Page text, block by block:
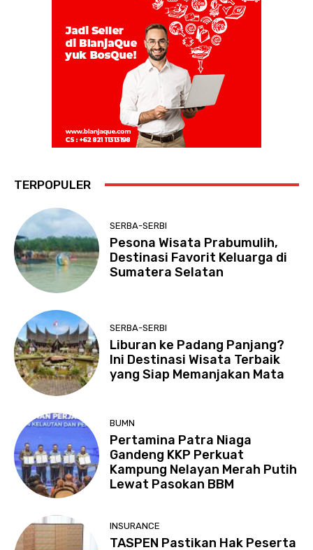
TERPOPULER
SERBA-SERBI
Pesona Wisata Prabumulih,
Destinasi Favorit Keluarga di
Sumatera Selatan
SERBA-SERBI
Liburan ke Padang Panjang?
Ini Destinasi Wisata Terbaik
yang Siap Memanjakan Mata
BUMN
Pertamina Patra Niaga
Gandeng KKP Perkuat
Kampung Nelayan Merah Putih
Lewat Pasokan BBM
INSURANCE
TASPEN Pastikan Hak Peserta